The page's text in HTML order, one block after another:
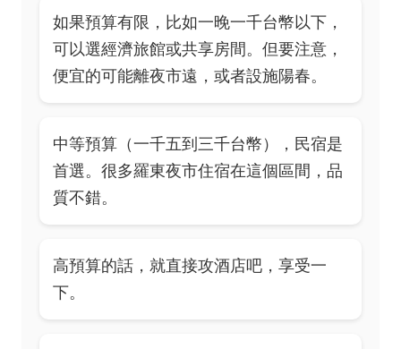
如果預算有限，比如一晚一千台幣以下，
可以選經濟旅館或共享房間。但要注意，
便宜的可能離夜市遠，或者設施陽春。
中等預算（一千五到三千台幣），民宿是
首選。很多羅東夜市住宿在這個區間，品
質不錯。
高預算的話，就直接攻酒店吧，享受一
下。